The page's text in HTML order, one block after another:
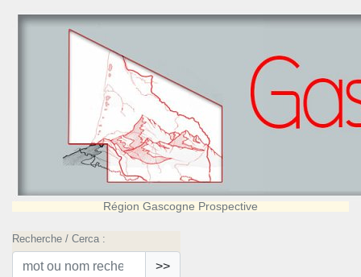
Région Gascogne Prospective
Recherche / Cerca :
>>